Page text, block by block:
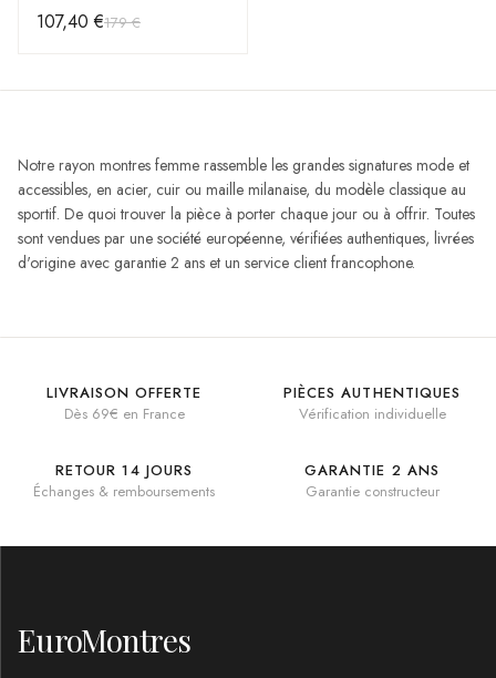
107,40 €179 €
Notre rayon montres femme rassemble les grandes signatures mode et
accessibles, en acier, cuir ou maille milanaise, du modèle classique au
sportif. De quoi trouver la pièce à porter chaque jour ou à offrir. Toutes
sont vendues par une société européenne, vérifiées authentiques, livrées
d'origine avec garantie 2 ans et un service client francophone.
LIVRAISON OFFERTE
Dès 69€ en France
PIÈCES AUTHENTIQUES
Vérification individuelle
RETOUR 14 JOURS
Échanges & remboursements
GARANTIE 2 ANS
Garantie constructeur
EuroMontres